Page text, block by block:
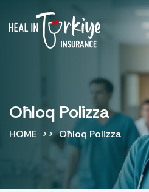
Oħloq Polizza
HOME Oħloq Polizza